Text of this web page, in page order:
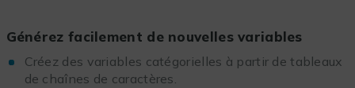
Générez facilement de nouvelles variables
Créez des variables catégorielles à partir de tableaux
de chaînes de caractères.